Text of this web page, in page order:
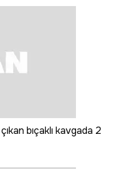
bıçaklı kavgada 2